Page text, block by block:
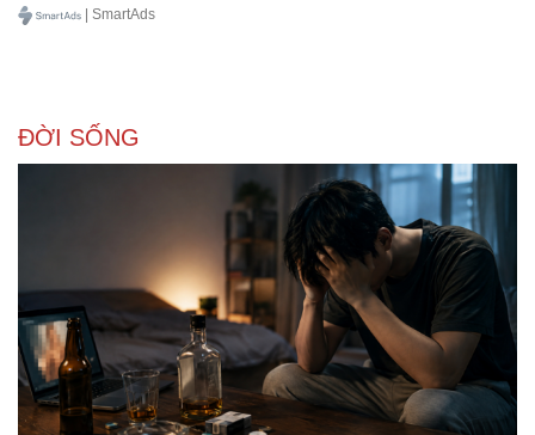
| SmartAds
ĐỜI SỐNG